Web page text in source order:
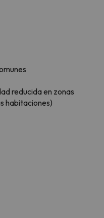
reducida en zonas
habitaciones)